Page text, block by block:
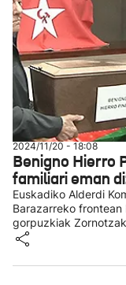
2024/11/20 - 18:08
Benigno Hierro
familiari eman
Euskadiko Alderdi
Barazarreko frontean
gorpuzkiak